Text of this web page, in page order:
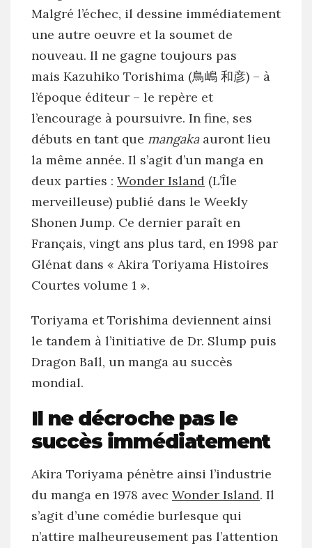
Malgré l’échec, il dessine immédiatement
une autre oeuvre et la soumet de
nouveau. Il ne gagne toujours pas
mais Kazuhiko Torishima (鳥嶋 和彦) – à
l’époque éditeur – le repère et
l’encourage à poursuivre. In fine, ses
débuts en tant que mangakaauront lieu
la même année. Il s’agit d’un manga en
deux parties : Wonder Island (L’Île
merveilleuse) publié dans le Weekly
Shonen Jump. Ce dernier paraît en
Français, vingt ans plus tard, en 1998 par
Glénat dans « Akira Toriyama Histoires
Courtes volume 1 ».
Toriyama et Torishima deviennent ainsi
le tandem à l’initiative de Dr. Slump puis
Dragon Ball, un manga au succès
mondial.
Il ne décroche pas le
succès immédiatement
Akira Toriyama pénètre ainsi l’industrie
du manga en 1978 avec Wonder Island. Il
s’agit d’une comédie burlesque qui
n’attire malheureusement pas l’attention